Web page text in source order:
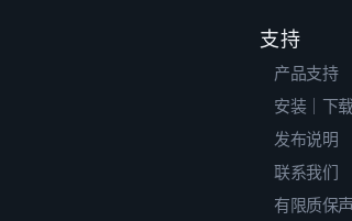
支持
产品支持
安装｜下
发布说明
联系我们
有限质保